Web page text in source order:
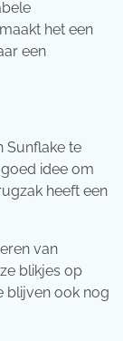
het een
een
Sunflake te
idee om
heeft een
van
blikjes op
blijven ook nog